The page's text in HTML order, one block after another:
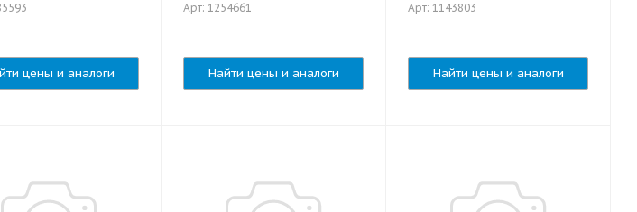
цены и аналоги
Арт: 1254661
Найти цены и аналоги
Арт: 1143803
Найти цены и аналоги